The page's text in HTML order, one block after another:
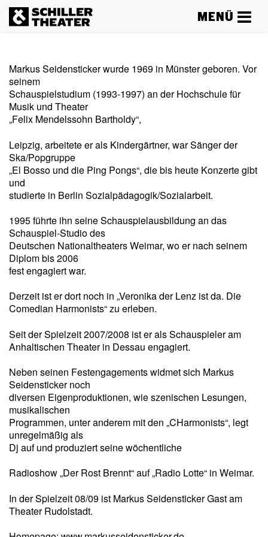
MENÜ
Markus Seidensticker wurde 1969 in Münster geboren. Vor
seinem
Schauspielstudium (1993-1997) an der Hochschule für
Musik und Theater
„Felix Mendelssohn Bartholdy“,
Leipzig, arbeitete er als Kindergärtner, war Sänger der
Ska/Popgruppe
„El Bosso und die Ping Pongs“, die bis heute Konzerte gibt
und
studierte in Berlin Sozialpädagogik/Sozialarbeit.
1995 führte ihn seine Schauspielausbildung an das
Schauspiel-Studio des
Deutschen Nationaltheaters Weimar, wo er nach seinem
Diplom bis 2006
fest engagiert war.
Derzeit ist er dort noch in „Veronika der Lenz ist da. Die
Comedian Harmonists“ zu erleben.
Seit der Spielzeit 2007/2008 ist er als Schauspieler am
Anhaltischen Theater in Dessau engagiert.
Neben seinen Festengagements widmet sich Markus
Seidensticker noch
diversen Eigenproduktionen, wie szenischen Lesungen,
musikalischen
Programmen, unter anderem mit den „CHarmonists“, legt
unregelmäßig als
Dj auf und produziert seine wöchentliche
Radioshow „Der Rost Brennt“ auf „Radio Lotte“ in Weimar.
In der Spielzeit 08/09 ist Markus Seidensticker Gast am
Theater Rudolstadt.